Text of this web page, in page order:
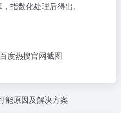
指数化处理后得出。
度热搜官网截图
能原因及解决方案